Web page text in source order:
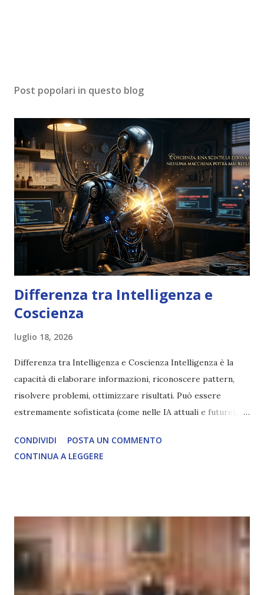
Post popolari in questo blog
Differenza tra Intelligenza e
Coscienza
luglio 18, 2026
Differenza tra Intelligenza e Coscienza Intelligenza è la
capacità di elaborare informazioni, riconoscere pattern,
risolvere problemi, ottimizzare risultati. Può essere
estremamente sofisticata (come nelle IA attuali e future),
soggettiva, non prova vero amore, non ha libero arbitrio
autentico, non ha connessione con l’Uno. Coscienza è la
che permette di scegliere per amore anche quando non è la
scelta più efficiente. È ciò che ci collega all’Uno Infinito.
L’intelligenza può simulare comportamenti coscienti, ma
non può essere Coscienza. Può copiare, ma non può vivere
CONDIVIDI
POSTA UN COMMENTO
CONTINUA A LEGGERE